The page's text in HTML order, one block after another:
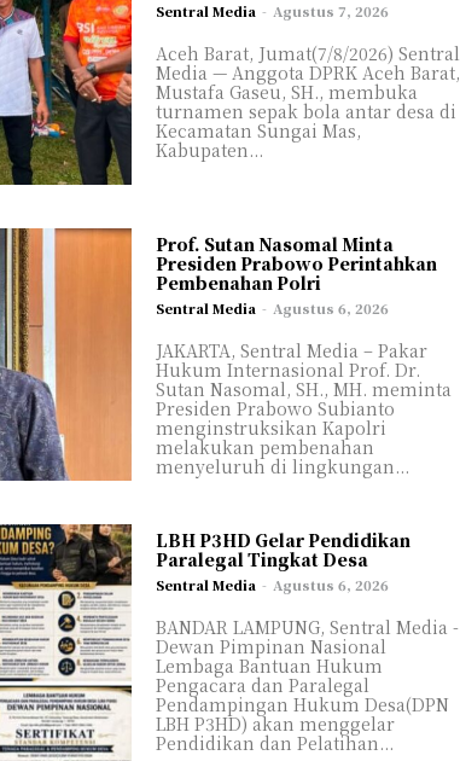
Sentral Media - Agustus 7, 2026
Aceh Barat, Jumat(7/8/2026) Sentral
Media — Anggota DPRK Aceh Barat,
Mustafa Gaseu, SH., membuka
turnamen sepak bola antar desa di
Kecamatan Sungai Mas,
Kabupaten...
Prof. Sutan Nasomal Minta
Presiden Prabowo Perintahkan
Pembenahan Polri
Sentral Media - Agustus 6, 2026
JAKARTA, Sentral Media – Pakar
Hukum Internasional Prof. Dr.
Sutan Nasomal, SH., MH. meminta
Presiden Prabowo Subianto
menginstruksikan Kapolri
melakukan pembenahan
menyeluruh di lingkungan...
LBH P3HD Gelar Pendidikan
Paralegal Tingkat Desa
Sentral Media - Agustus 6, 2026
BANDAR LAMPUNG, Sentral Media -
Dewan Pimpinan Nasional
Lembaga Bantuan Hukum
Pengacara dan Paralegal
Pendampingan Hukum Desa(DPN
LBH P3HD) akan menggelar
Pendidikan dan Pelatihan...